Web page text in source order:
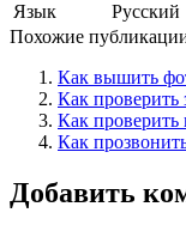
Язык
Pусский
Похожие
Как вышить
Как проверить
Как проверить
Как
Добавить